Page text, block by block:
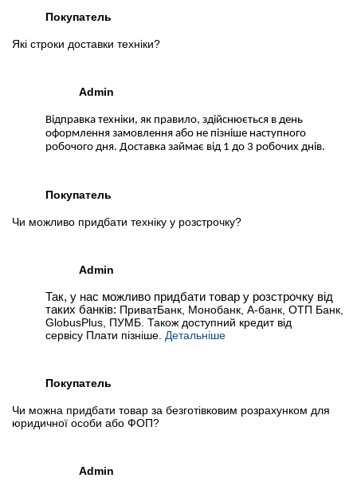
Покупатель
Які строки доставки техніки?
Admin
Відправка техніки, як правило, здійснюється в день
оформлення замовлення або не пізніше наступного
робочого дня. Доставка займає від 1 до 3 робочих днів.
Покупатель
Чи можливо придбати техніку у розстрочку?
Admin
Так, у нас можливо придбати товар у розстрочку від
таких банків: ПриватБанк, Монобанк, А-банк, ОТП Банк,
GlobusPlus, ПУМБ. Також доступний кредит від
сервісу Плати пізніше. Детальніше
Покупатель
Чи можна придбати товар за безготівковим розрахунком для
юридичної особи або ФОП?
Admin